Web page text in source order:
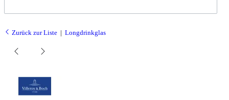
Zurück zur Liste Longdrinkglas